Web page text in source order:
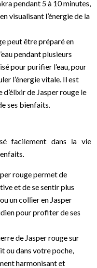
pendant 5 à 10 minutes,
visualisant l’énergie de la
peut être préparé en
pendant plusieurs
pour purifier l’eau, pour
l’énergie vitale. Il est
de Jasper rouge le
ses bienfaits.
facilement dans la vie
rouge permet de
et de se sentir plus
un collier en Jasper
pour profiter de ses
de Jasper rouge sur
ou dans votre poche,
harmonisant et